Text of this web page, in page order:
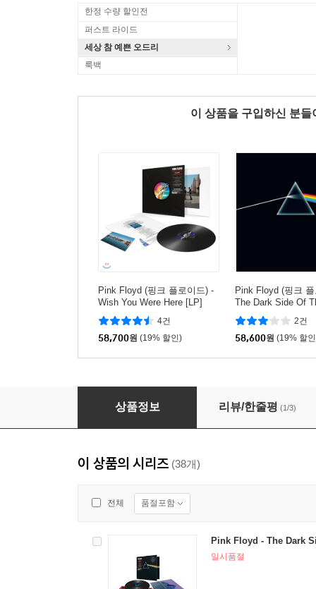
한정 수량 할인전
퍼스트 라이드
세상 참 예쁜 오드리
룩백
이 상품을 구입하신 분
Pink Floyd (핑크 플로이드) -
Wish You Were Here [LP]
4건
58,700원 (19% 할인)
Pink Floyd (핑크
The Dark Side Of
[LP]
2건
58,600원 (19% 할
Pink Floyd (핑크 플로이드) - The Wall [2LP]
상품정보 리뷰/한줄평 (1/3)
이 상품의 시리즈 (38개)
전체 품절포함
Pink Floyd - The Dark
일시품절